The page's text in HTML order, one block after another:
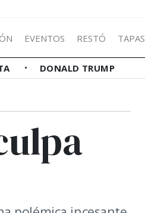
EVENTOS RESTÓ TAPAS
DONALD TRUMP